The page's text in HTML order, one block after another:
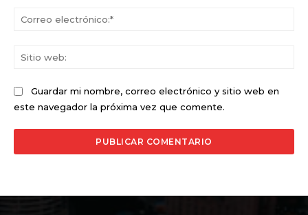
Guardar mi nombre, correo electrónico y sitio web en
este navegador la próxima vez que comente.